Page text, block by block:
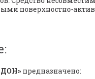
поверхностно-
предназначено: